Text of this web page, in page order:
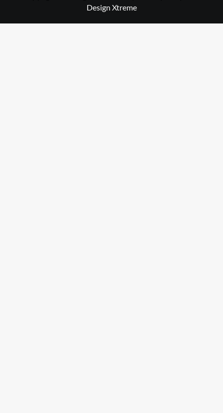
Design Xtreme